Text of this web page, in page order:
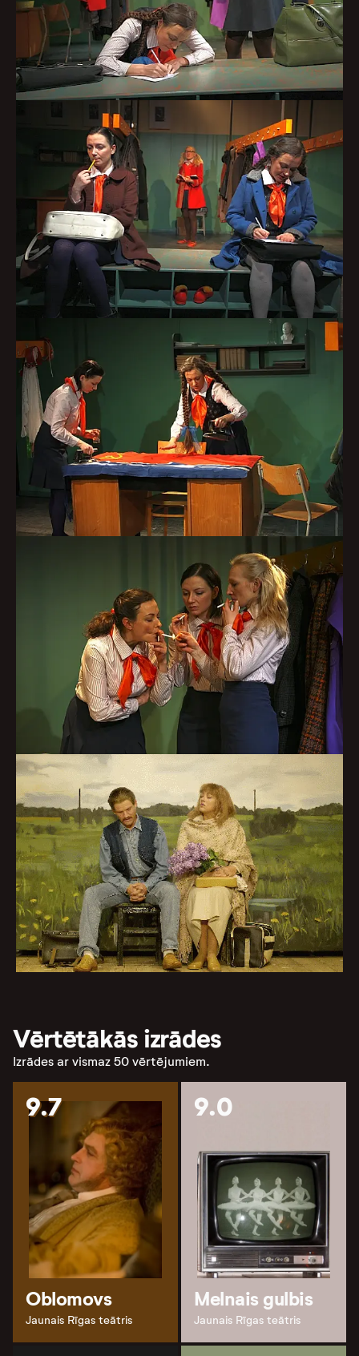
Vērtētākās izrādes
Izrādes ar vismaz 50 vērtējumiem.
9.7
Oblomovs
Jaunais Rīgas teātris
9.0
Melnais gulbis
Jaunais Rīgas teātris